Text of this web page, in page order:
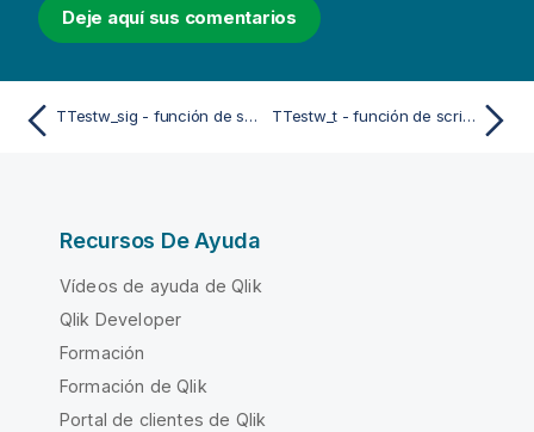
Deje aquí sus comentarios
TTestw_sig - función de script y de gráfico TTestw_t - función de script y de gráfico
Recursos De Ayuda
Vídeos de ayuda de Qlik
Qlik Developer
Formación
Formación de Qlik
Portal de clientes de Qlik